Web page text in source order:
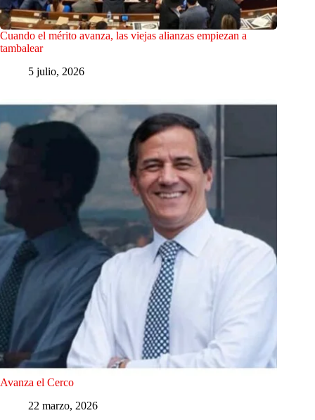
Cuando el mérito avanza, las viejas alianzas empiezan a
tambalear
5 julio, 2026
Avanza el Cerco
22 marzo, 2026